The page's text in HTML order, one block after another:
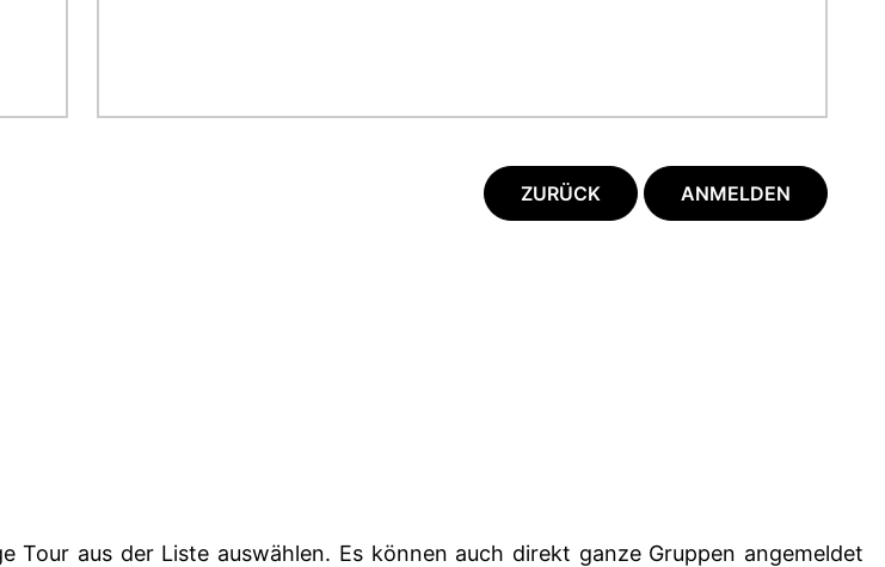
aus der Liste auswählen. Es können auch direkt ganze Gruppen angemeldet